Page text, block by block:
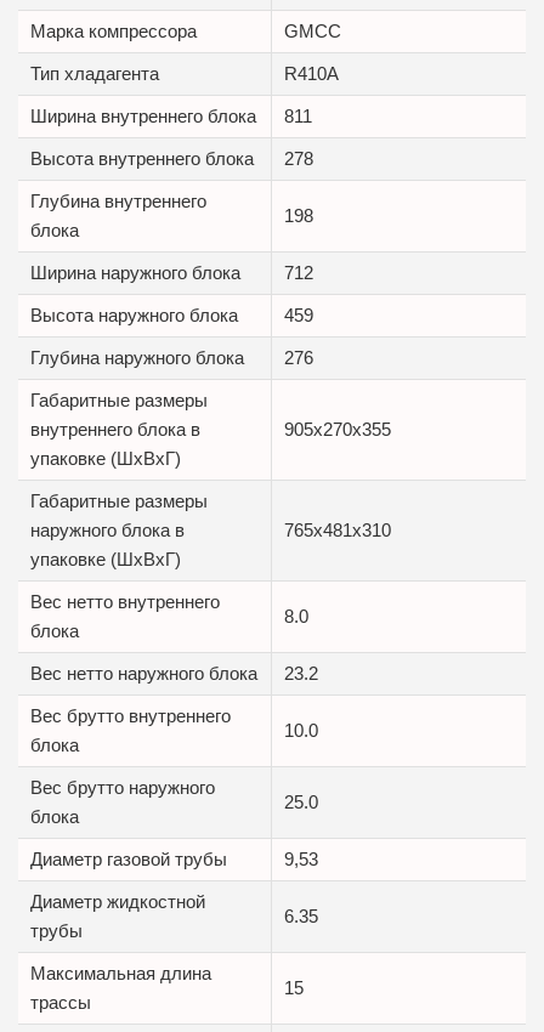
Марка компрессора GMCC
Тип хладагента R410A
Ширина внутреннего блока 811
Высота внутреннего блока 278
Глубина внутреннего
блока
198
Ширина наружного блока 712
Высота наружного блока 459
Глубина наружного блока 276
Габаритные размеры
внутреннего блока в
упаковке (ШxВxГ)
905x270x355
Габаритные размеры
наружного блока в
упаковке (ШxВxГ)
765x481x310
Вес нетто внутреннего
блока
8.0
Вес нетто наружного блока 23.2
Вес брутто внутреннего
блока
10.0
Вес брутто наружного
блока
25.0
Диаметр газовой трубы 9,53
Диаметр жидкостной
трубы
6.35
Максимальная длина
трассы
15